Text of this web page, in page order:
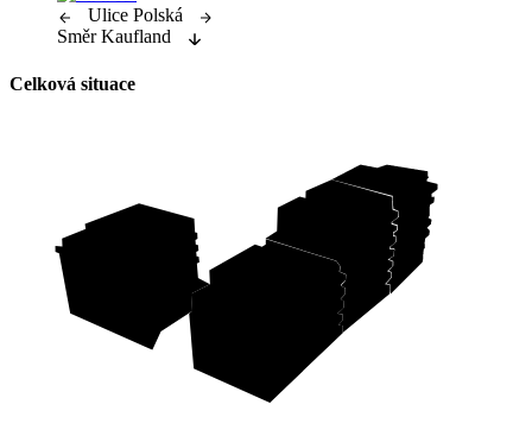
Ulice Polská
Směr Kaufland
Celková situace